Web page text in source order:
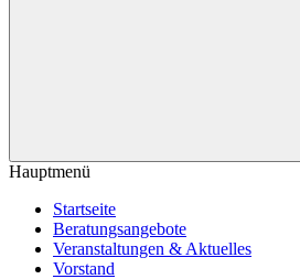
Hauptmenü
Startseite
Beratungsangebote
Veranstaltungen & Aktuelles
Vorstand